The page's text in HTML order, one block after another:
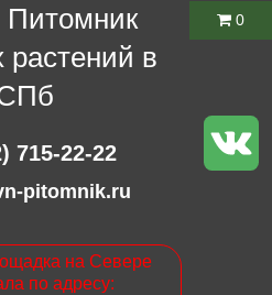
растений в
715-22-22
pitomnik.ru
на Севере
по адресу:
0